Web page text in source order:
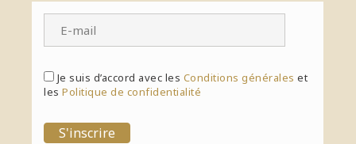
Je suis d’accord avec les Conditions générales et
lesPolitique de confidentialité
S'inscrire